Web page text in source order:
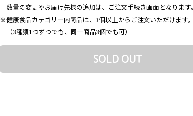
数量の変更やお届け先様の追加は、ご注文手続き画面となります。
※健康食品カテゴリー内商品は、3個以上からご注文いただけます。
（3種類1つずつでも、同一商品3個でも可）
SOLD OUT